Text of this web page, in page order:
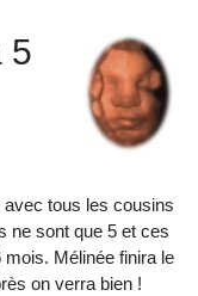
5
tous les cousins
ne sont que 5 et ces
Mélinée finira le
on verra bien !